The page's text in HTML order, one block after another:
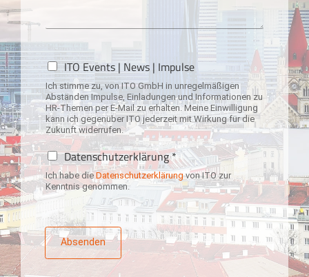
N
e
w
s
l
e
t
t
e
r
A
n
m
e
l
ITO Events | News | Impulse
Ich stimme zu, von ITO GmbH in unregelmäßigen
Abständen Impulse, Einladungen und Informationen zu
HR-Themen per E-Mail zu erhalten. Meine Einwilligung
kann ich gegenüber ITO jederzeit mit Wirkung für die
Zukunft widerrufen.
D
a
t
e
s
c
h
Datenschutzerklärung *
Ich habe die Datenschutzerklärungvon ITO zur
Kenntnis genommen.
Absenden